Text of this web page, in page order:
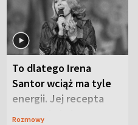
To dlatego Irena
Santor wciąż ma tyle
energii. Jej recepta
jest zaskakująco
Rozmowy